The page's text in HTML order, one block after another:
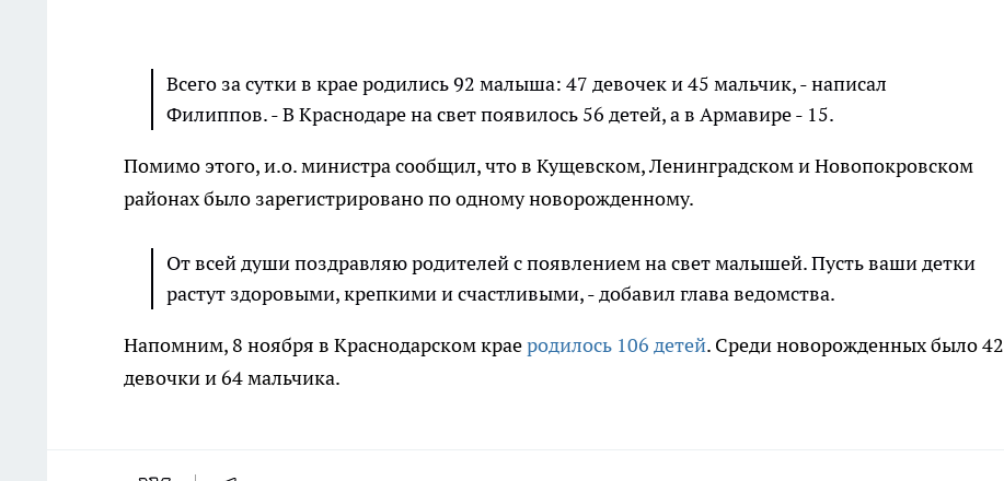
Всего за сутки в крае родились 92 малыша: 47 девочек и 45 мальчик, - написал
Филиппов. - В Краснодаре на свет появилось 56 детей, а в Армавире - 15.
Помимо этого, и.о. министра сообщил, что в Кущевском, Ленинградском и Новопокровском
районах было зарегистрировано по одному новорожденному.
От всей души поздравляю родителей с появлением на свет малышей. Пусть ваши детки
растут здоровыми, крепкими и счастливыми, - добавил глава ведомства.
Напомним, 8 ноября в Краснодарском краеродилось 106 детей. Среди новорожденных было 42
девочки и 64 мальчика.